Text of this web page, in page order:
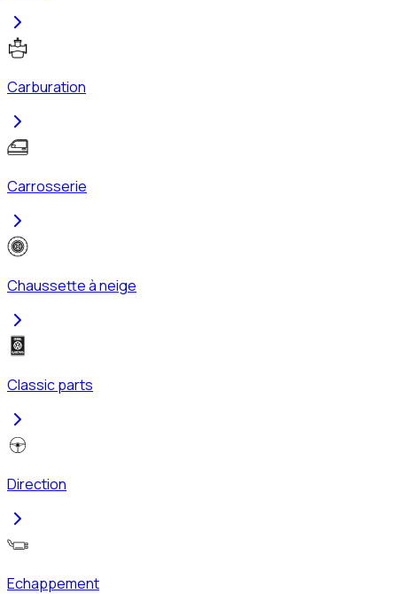
Carburation
Carrosserie
Chaussette à neige
Classic parts
Direction
Echappement